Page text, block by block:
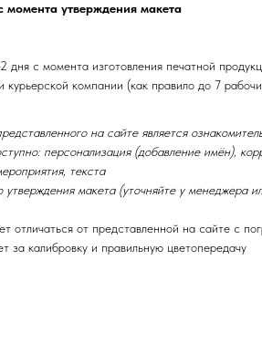
момента утверждения макета
дня с момента изготовления печатной
курьерской компании (как правило до 7
на сайте является
персонализация (добавление имён),
текста
макета (уточняйте у менеджера
отличаться от представленной на сайте с
за калибровку и правильную цветопередачу